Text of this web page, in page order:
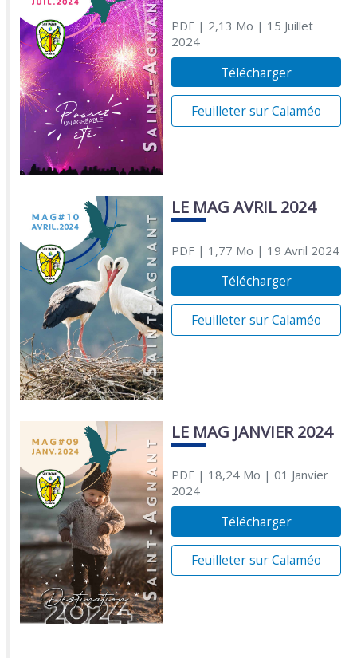
PDF| 2,13 Mo | 15 Juillet
2024
Télécharger
Feuilleter sur Calaméo
LE MAG AVRIL 2024
PDF| 1,77 Mo | 19 Avril 2024
Télécharger
Feuilleter sur Calaméo
LE MAG JANVIER 2024
PDF| 18,24 Mo | 01 Janvier
2024
Télécharger
Feuilleter sur Calaméo